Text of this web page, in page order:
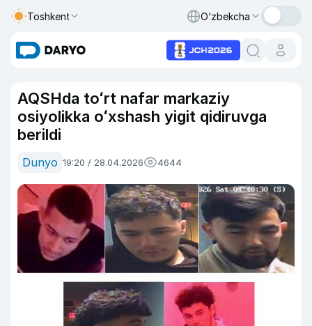
Toshkent O‘zbekcha
AQSHda toʻrt nafar markaziy
osiyolikka oʻxshash yigit qidiruvga
berildi
Dunyo 19:20 / 28.04.2026 4644